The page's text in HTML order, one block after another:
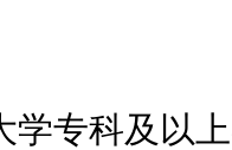
专科及以上